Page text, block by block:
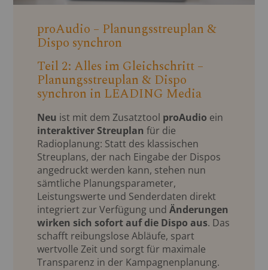
proAudio – Planungsstreuplan &
Dispo synchron
Teil 2: Alles im Gleichschritt –
Planungsstreuplan & Dispo
synchron in LEADING Media
Neu ist mit dem Zusatztool proAudio ein
interaktiver Streuplan für die
Radioplanung: Statt des klassischen
Streuplans, der nach Eingabe der Dispos
angedruckt werden kann, stehen nun
sämtliche Planungsparameter,
Leistungswerte und Senderdaten direkt
integriert zur Verfügung undÄnderungen
wirken sich sofort auf die Dispo aus. Das
schafft reibungslose Abläufe, spart
wertvolle Zeit und sorgt für maximale
Transparenz in der Kampagnenplanung.